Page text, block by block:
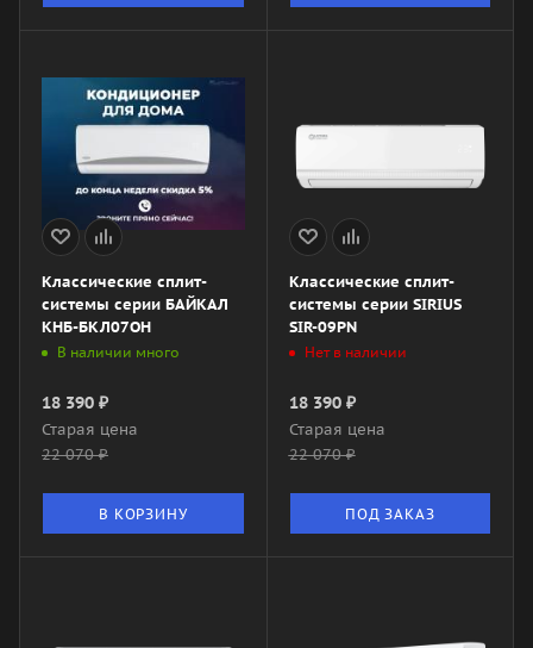
Классические сплит-
системы серии БАЙКАЛ
КНБ-БКЛ07ОН
В наличии много
18 390 ₽
Старая цена
22 070₽
В КОРЗИНУ
Классические сплит-
системы серии SIRIUS
SIR-09PN
Нет в наличии
18 390₽
Старая цена
22 070₽
ПОД ЗАКАЗ